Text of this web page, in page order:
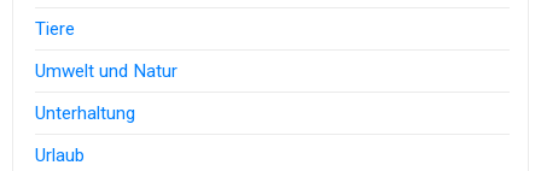
Tiere
Umwelt und Natur
Unterhaltung
Urlaub